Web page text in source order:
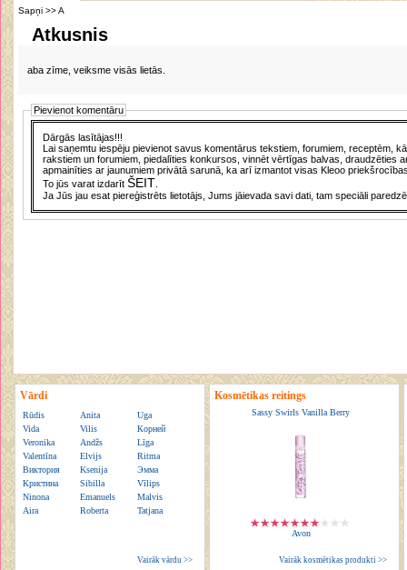
Sapņi >> A
Atkusnis
aba zīme, veiksme visās lietās.
Pievienot komentāru
Dārgās lasītājas!!!
Lai saņemtu iespēju pievienot savus komentārus tekstiem, forumiem, receptēm,
rakstiem un forumiem, piedalīties konkursos, vinnēt vērtīgas balvas, draudzēties
apmainīties ar jaunumiem privātā sarunā, ka arī izmantot visas Kleoo
To jūs varat izdarītŠEIT
Ja Jūs jau esat piereģistrēts lietotājs, Jums jāievada savi dati, tam speciāli
Vārdi
Rūdis Anita
Uga
Vida
Vilis
Корней
Veronika
Andžs
Līga
Valentīna
Elvijs
Ritma
Виктория
Ksenija
Эмма
Кристина
Sibilla
Vīlips
Ninona
Emanuels
Malvis
Aira
Roberta Tatjana
Vairāk vārdu >>
Kosmētikas reitings
Sassy Swirls Vanilla Berry
Avon
Vairāk kosmētikas produkti >>